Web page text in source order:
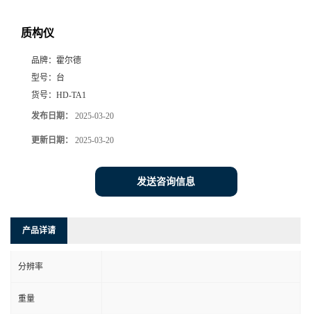
质构仪
品牌： 霍尔德
型号： 台
货号： HD-TA1
发布日期： 2025-03-20
更新日期： 2025-03-20
发送咨询信息
产品详请
分辨率
重量